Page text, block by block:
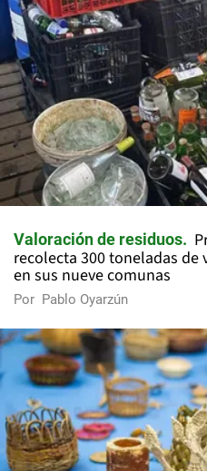
Valoración de residuos
recolecta 300 toneladas de
en sus nueve comunas
Por Pablo Oyarzún